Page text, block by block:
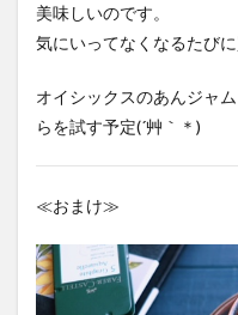
美味しいのです。
気にいってなくなるたびに
オイシックスのあんジャ
らを試す予定(´艸｀＊)
≪おまけ≫